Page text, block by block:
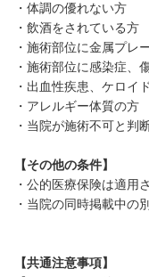
・体調の優れない方
・飲酒をされている方
・施術部位に金属プレ
・施術部位に感染症、
・出血性疾患、ケロイ
・アレルギー体質の方
・当院が施術不可と判
【その他の条件】
・公的医療保険は適用
・当院の同時掲載中の
【共通注意事項】